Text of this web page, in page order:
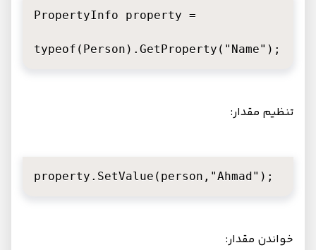
PropertyInfo property =
typeof(Person).GetProperty("Name");
تنظیم مقدار:
property.SetValue(person,"Ahmad");
خواندن مقدار: